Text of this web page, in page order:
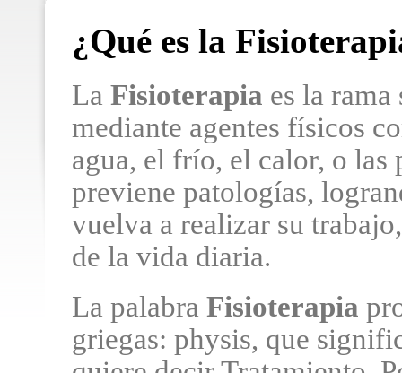
¿Qué es la
La Fisioterapia es la
mediante agentes físicos
agua, el frío, el calor, o las
previene patologías,
vuelva a realizar su
de la vida diaria.
La palabra Fisioterapia
griegas: physis, que